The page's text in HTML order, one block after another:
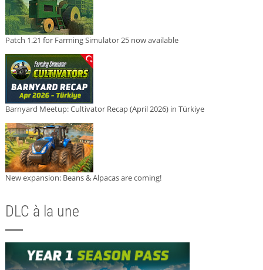
Patch 1.21 for Farming Simulator 25 now available
Barnyard Meetup: Cultivator Recap (April 2026) in Türkiye
New expansion: Beans & Alpacas are coming!
DLC à la une